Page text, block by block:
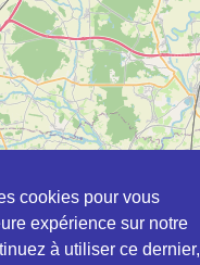
cookies pour vous
expérience sur notre
à utiliser ce dernier,